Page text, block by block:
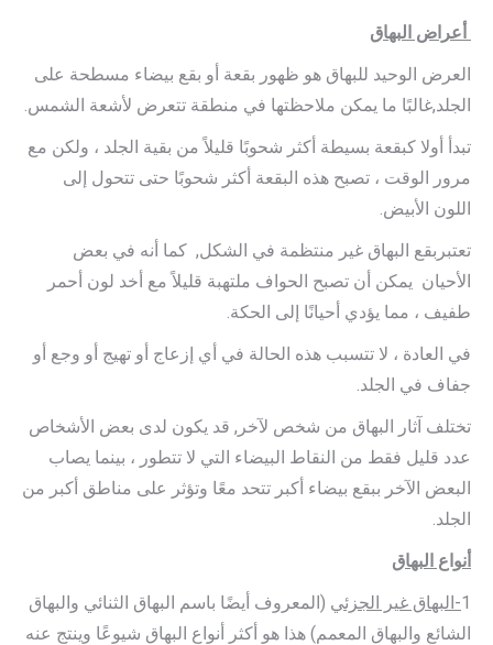
أعراض البهاق
العرض الوحيد للبهاق هو ظهور بقعة أو بقع بيضاء مسطحة على
الجلد,غالبًا ما يمكن ملاحظتها في منطقة تتعرض لأشعة الشمس.
تبدأ أولا كبقعة بسيطة أكثر شحوبًا قليلاً من بقية الجلد ، ولكن مع
مرور الوقت ، تصبح هذه البقعة أكثر شحوبًا حتى تتحول إلى
اللون الأبيض.
تعتبربقع البهاق غير منتظمة في الشكل, كما أنه في بعض
الأحيان يمكن أن تصبح الحواف ملتهبة قليلاً مع أخد لون أحمر
طفيف ، مما يؤدي أحيانًا إلى الحكة.
في العادة ، لا تتسبب هذه الحالة في أي إزعاج أو تهيج أو وجع أو
جفاف في الجلد.
تختلف آثار البهاق من شخص لآخر, قد يكون لدى بعض الأشخاص
عدد قليل فقط من النقاط البيضاء التي لا تتطور ، بينما يصاب
البعض الآخر ببقع بيضاء أكبر تتحد معًا وتؤثر على مناطق أكبر من
الجلد.
أنواع البهاق
1-البهاق غير الجزئي (المعروف أيضًا باسم البهاق الثنائي والبهاق
الشائع والبهاق المعمم) هذا هو أكثر أنواع البهاق شيوعًا وينتج عنه